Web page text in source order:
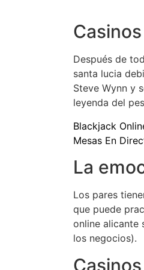
Después de
santa lucia
Steve Wynn y
leyenda del
Blackjack
Mesas En
La
Los pares
que puede
online alicante
los negocios).